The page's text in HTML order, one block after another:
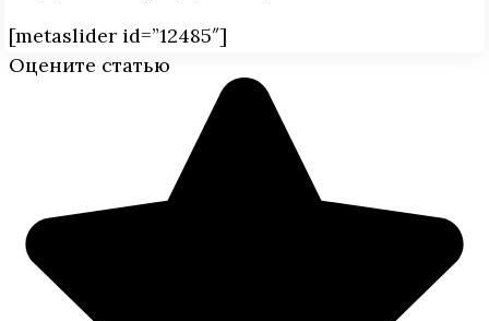
[metaslider id=”12485″]
Оцените статью